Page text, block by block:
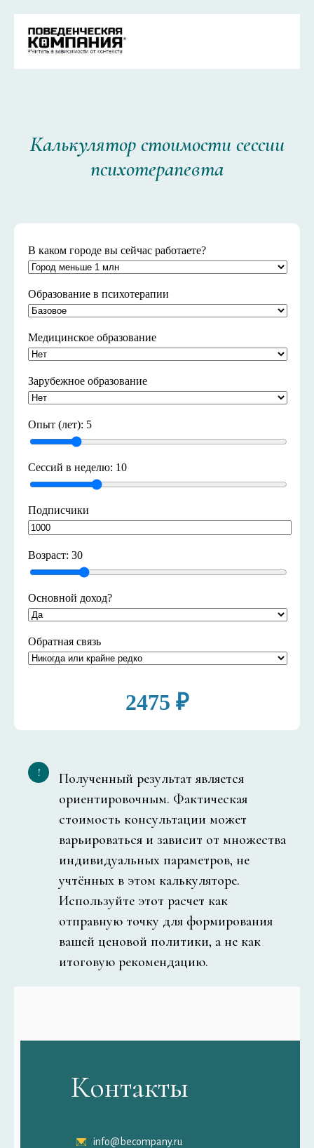
Калькулятор стоимости сессии
психотерапевта
В каком городе вы сейчас работаете?
Образование в психотерапии
Медицинское образование
Зарубежное образование
Опыт (лет): 5
Сессий в неделю: 10
Подписчики
Возраст: 30
Основной доход?
Обратная связь
2475 ₽
!
Полученный результат является
ориентировочным. Фактическая
стоимость консультации может
варьироваться и зависит от множества
индивидуальных параметров, не
учтённых в этом калькуляторе.
Используйте этот расчет как
отправную точку для формирования
вашей ценовой политики, а не как
итоговую рекомендацию.
Контакты
info@becompany.ru